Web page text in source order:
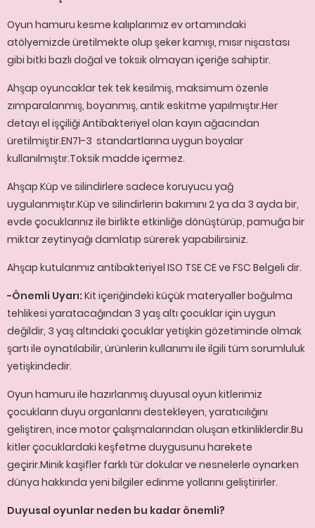
Oyun hamuru kesme kalıplarımız ev ortamındaki
atölyemizde üretilmekte olup şeker kamışı, mısır nişastası
gibi bitki bazlı doğal ve toksik olmayan içeriğe sahiptir.
Ahşap oyuncaklar tek tek kesilmiş, maksimum özenle
zımparalanmış, boyanmış, antik eskitme yapılmıştır.Her
detayı el işçiliği Antibakteriyel olan kayın ağacından
üretilmiştir.EN71-3 standartlarına uygun boyalar
kullanılmıştır.Toksik madde içermez.
Ahşap Küp ve silindirlere sadece koruyucu yağ
uygulanmıştır.Küp ve silindirlerin bakımını 2 ya da 3 ayda bir,
evde çocuklarınız ile birlikte etkinliğe dönüştürüp, pamuğa bir
miktar zeytinyağı damlatıp sürerek yapabilirsiniz.
Ahşap kutularımız antibakteriyel ISO TSE CE ve FSC Belgeli dir.
-Önemli Uyarı: Kit içeriğindeki küçük materyaller boğulma
tehlikesi yaratacağından 3 yaş altı çocuklar için uygun
değildir, 3 yaş altındaki çocuklar yetişkin gözetiminde olmak
şartı ile oynatılabilir, ürünlerin kullanımı ile ilgili tüm sorumluluk
yetişkindedir.
Oyun hamuru ile hazırlanmış duyusal oyun kitlerimiz
çocukların duyu organlarını destekleyen, yaratıcılığını
geliştiren, ince motor çalışmalarından oluşan etkinliklerdir.Bu
kitler çocuklardaki keşfetme duygusunu harekete
geçirir.Minik kaşifler farklı tür dokular ve nesnelerle oynarken
dünya hakkında yeni bilgiler edinme yollarını geliştirirler.
Duyusal oyunlar neden bu kadar önemli?